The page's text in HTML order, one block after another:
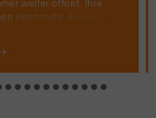
weiter öffnet. Ihre
nicht mehr dieselbe
und das Arbeitsklima ist
Welt, die immer
in den